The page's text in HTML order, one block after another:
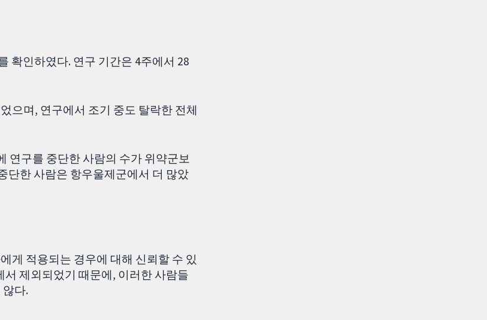
확인하였다. 연구 기간은 4주에서 28
으며, 연구에서 조기 중도 탈락한 전체
연구를 중단한 사람의 수가 위약군보
단한 사람은 항우울제군에서 더 많았
게 적용되는 경우에 대해 신뢰할 수 있
제외되었기 때문에, 이러한 사람들
다.